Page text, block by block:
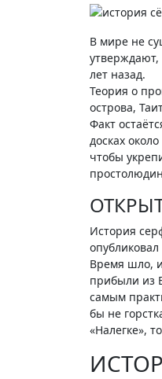
В мире не
лет назад.
Теория о
острова,
Факт
досках
чтобы
История
Время шло, и
прибыли из
самым
бы не
«Налегке»,